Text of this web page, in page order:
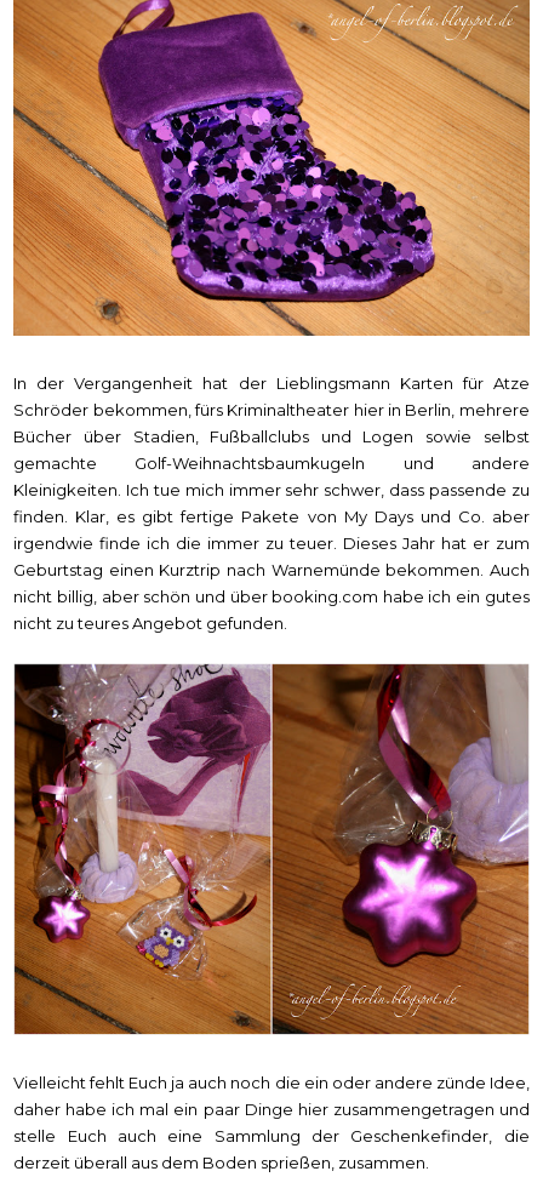
In der Vergangenheit hat der Lieblingsmann Karten für Atze
Schröder bekommen, fürs Kriminaltheater hier in Berlin, mehrere
Bücher über Stadien, Fußballclubs und Logen sowie selbst
gemachte Golf-Weihnachtsbaumkugeln und andere
Kleinigkeiten. Ich tue mich immer sehr schwer, dass passende zu
finden. Klar, es gibt fertige Pakete von My Days und Co. aber
irgendwie finde ich die immer zu teuer. Dieses Jahr hat er zum
Geburtstag einen Kurztrip nach Warnemünde bekommen. Auch
nicht billig, aber schön und über booking.com habe ich ein gutes
nicht zu teures Angebot gefunden.
Vielleicht fehlt Euch ja auch noch die ein oder andere zünde Idee,
daher habe ich mal ein paar Dinge hier zusammengetragen und
stelle Euch auch eine Sammlung der Geschenkefinder, die
derzeit überall aus dem Boden sprießen, zusammen.